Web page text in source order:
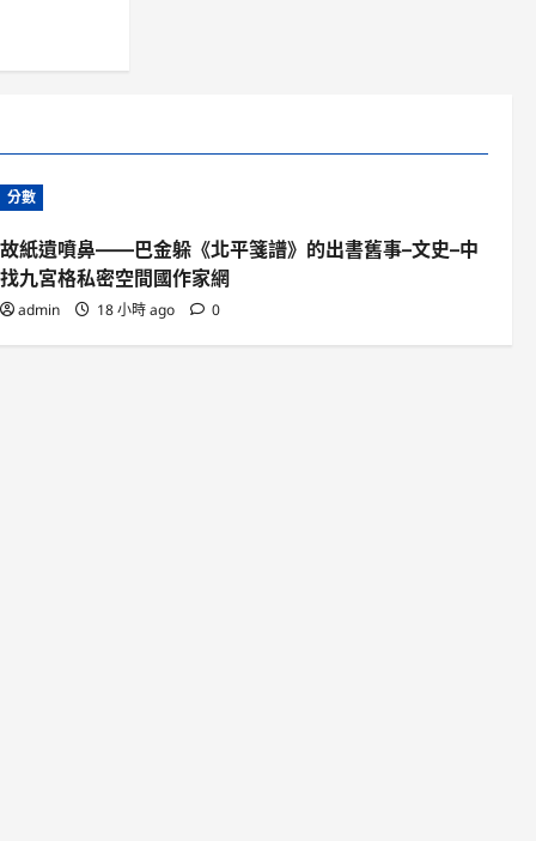
分數
故紙遺噴鼻——巴金躲《北平箋譜》的出書舊事–文史–中
找九宮格私密空間國作家網
admin 18 小時 ago 0